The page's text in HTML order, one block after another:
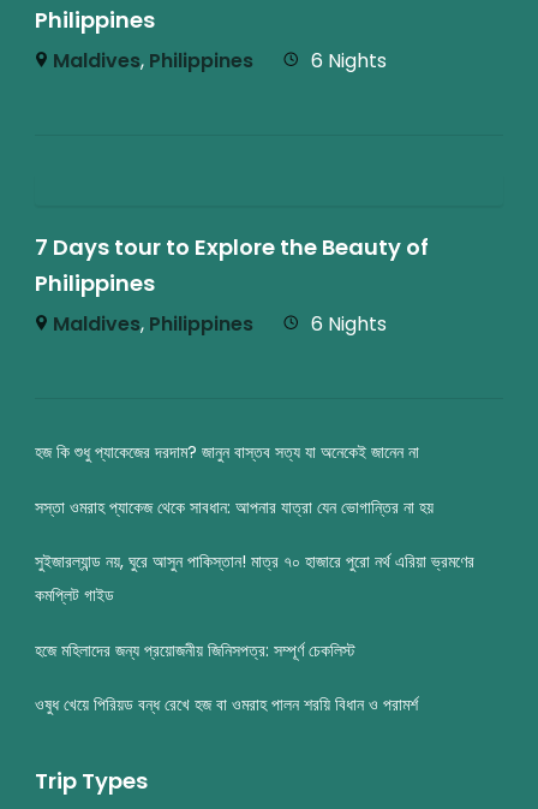
Philippines
Maldives, Philippines 6 Nights
7 Days tour to Explore the Beauty of
Philippines
Maldives, Philippines 6 Nights
হজ কি শুধু প্যাকেজের দরদাম? জানুন বাস্তব সত্য যা অনেকেই জানেন না
সস্তা ওমরাহ প্যাকেজ থেকে সাবধান: আপনার যাত্রা যেন ভোগান্তির না হয়
সুইজারল্যান্ড নয়, ঘুরে আসুন পাকিস্তান! মাত্র ৭০ হাজারে পুরো নর্থ এরিয়া ভ্রমণের
কমপ্লিট গাইড
হজে মহিলাদের জন্য প্রয়োজনীয় জিনিসপত্র: সম্পূর্ণ চেকলিস্ট
ওষুধ খেয়ে পিরিয়ড বন্ধ রেখে হজ বা ওমরাহ পালন শরয়ি বিধান ও পরামর্শ
Trip Types